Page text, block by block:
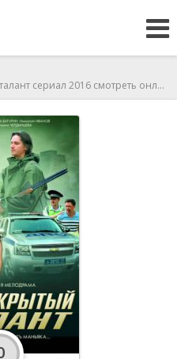
сериал 2016 смотреть онлайн